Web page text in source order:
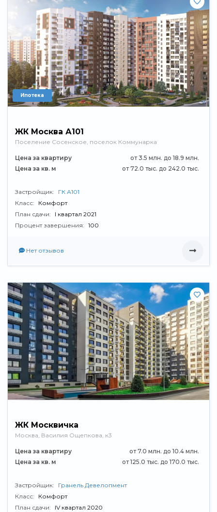
Ипотека
ЖК Москва А101
Поселение Сосенское, поселок Коммунарка
Цена за квартиру
от 3.5 млн. до 18.9 млн.
Цена за кв. м
от 72.0 тыс. до 242.0 тыс.
Застройщик:
ГК А101
Класс:
Комфорт
План сдачи:
I квартал 2021
Процент завершения: 100
Нет отзывов
ЖК Москвичка
Москва, ​Василия Ощепкова, к3
Цена за квартиру
от 7.0 млн. до 10.4 млн.
Цена за кв. м
от 125.0 тыс. до 170.0 тыс.
Застройщик:
Гранель Девелопмент
Класс:
Комфорт
План сдачи:
IV квартал 2020